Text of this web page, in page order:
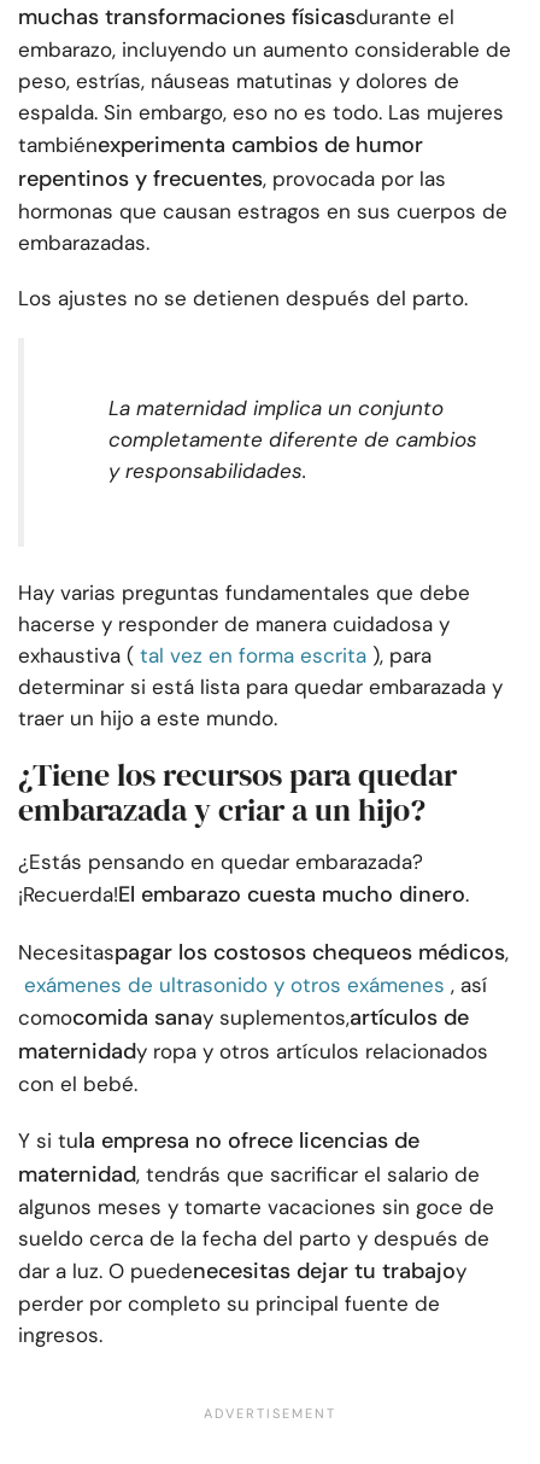
muchas transformaciones físicasdurante el
embarazo, incluyendo un aumento considerable de
peso, estrías, náuseas matutinas y dolores de
espalda. Sin embargo, eso no es todo. Las mujeres
tambiénexperimenta cambios de humor
repentinos y frecuentes, provocada por las
hormonas que causan estragos en sus cuerpos de
embarazadas.
Los ajustes no se detienen después del parto.
La maternidad implica un conjunto
completamente diferente de cambios
y responsabilidades.
Hay varias preguntas fundamentales que debe
hacerse y responder de manera cuidadosa y
exhaustiva ( tal vez en forma escrita ), para
determinar si está lista para quedar embarazada y
traer un hijo a este mundo.
¿Tiene los recursos para quedar
embarazada y criar a un hijo?
¿Estás pensando en quedar embarazada?
¡Recuerda!El embarazo cuesta mucho dinero.
Necesitaspagar los costosos chequeos médicos,
exámenes de ultrasonido y otros exámenes , así
comocomida sanay suplementos,artículos de
maternidady ropa y otros artículos relacionados
con el bebé.
Y si tula empresa no ofrece licencias de
maternidad, tendrás que sacrificar el salario de
algunos meses y tomarte vacaciones sin goce de
sueldo cerca de la fecha del parto y después de
dar a luz. O puedenecesitas dejar tu trabajoy
perder por completo su principal fuente de
ingresos.